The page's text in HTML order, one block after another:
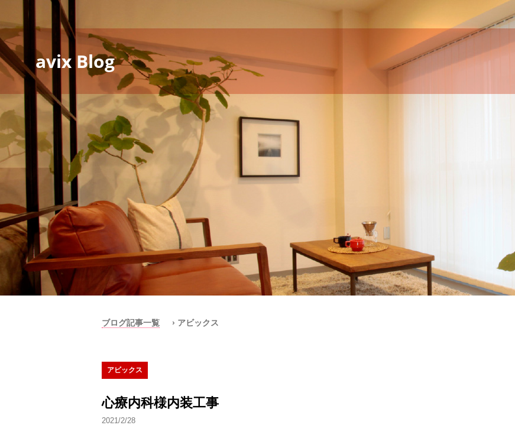
avix Blog
ブログ記事一覧 › アビックス
アビックス
心療内科様内装工事
2021/2/28